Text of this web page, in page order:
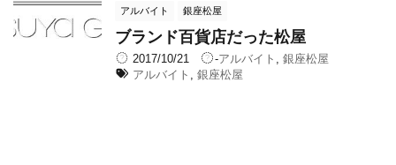
アルバイト 銀座松屋
ブランド百貨店だった松屋
2017/10/21 -アルバイト
銀座松屋
アルバイト
,銀座松屋